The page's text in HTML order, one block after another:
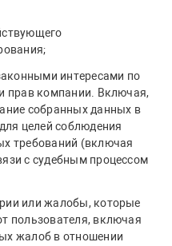
интересами по
прав компании. Включая,
собранных данных в
целей соблюдения
требований (включая
с судебным процессом
или жалобы, которые
пользователя, включая
жалоб в отношении